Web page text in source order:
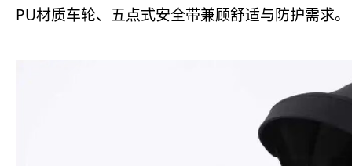
PU材质车轮、五点式安全带兼顾舒适与防护需求。